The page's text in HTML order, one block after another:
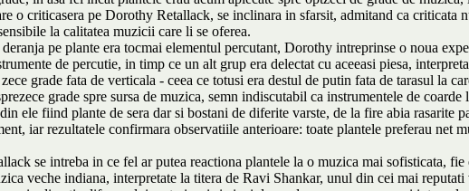
o criticasera pe Dorothy Retallack, se inclinara in sfarsit, admitand ca criticata
la calitatea muzicii care li se oferea.
pe plante era tocmai elementul percutant, Dorothy intreprinse o noua
de percutie, in timp ce un alt grup era delectat cu aceeasi piesa,
grade fata de verticala - ceea ce totusi era destul de putin fata de tarasul la
grade spre sursa de muzica, semn indiscutabil ca instrumentele de
ele fiind plante de sera dar si bostani de diferite varste, de la fire abia rasarite
iar rezultatele confirmara observatiile anterioare: toate plantele preferau net
se intreba in ce fel ar putea reactiona plantele la o muzica mai sofisticata, fie
veche indiana, interpretate la titera de Ravi Shankar, unul din cei mai